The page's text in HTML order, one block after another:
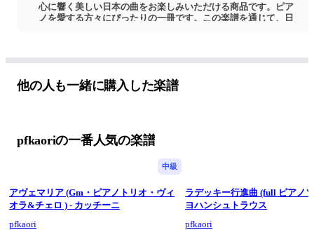
心に響く美しい日本の曲をお楽しみいただける商品です。ピア
ノを愛する方々にぴったりの一冊です。この楽譜を通じて、日
他の人も一緒に購入した楽譜
pfkaoriの一番人気の楽譜
中級
アヴェマリア (Gm・ピアノトリオ・ヴィ
オラ&チェロ ) - カッチーニ
pfkaori
ラデッキー行進曲 (full ピアノ
ヨハンシュトラウス
pfkaori